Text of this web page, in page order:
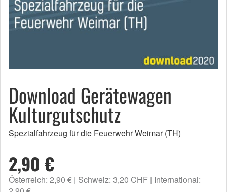
Download Gerätewagen
Kulturgutschutz
Spezialfahrzeug für die Feuerwehr Weimar (TH)
2,90 €
Österreich: 2,90 € Schweiz: 3,20 CHF International: